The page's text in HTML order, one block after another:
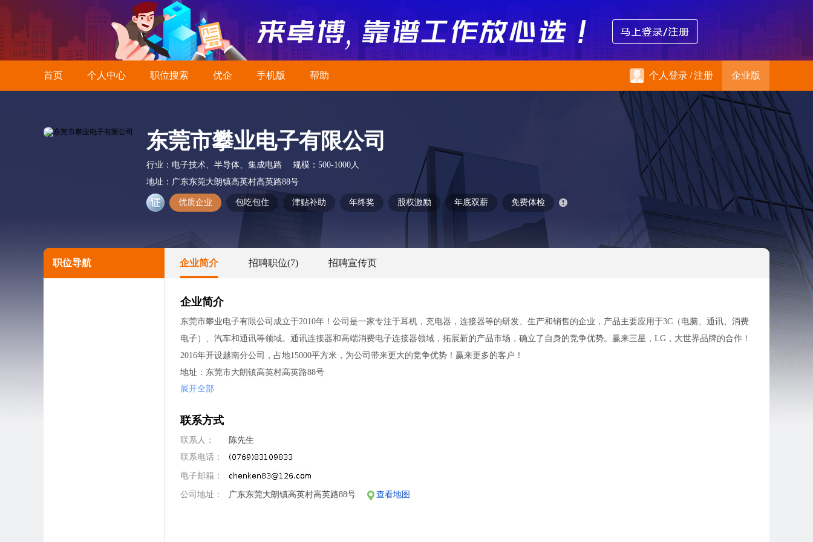
首页 个人中心 职位搜索 优企 手机版 帮助 个人登录/注册 企业版
东莞市攀业电子有限公司
行业： 电子技术、半导体、集成电路 规模： 500-1000人
地址： 广东东莞大朗镇高英村高英路88号
优质企业 包吃包住 津贴补助 年终奖 股权激励 年底双薪 免费体检
职位导航 企业简介 招聘职位(7) 招聘宣传页
企业简介
东莞市攀业电子有限公司成立于2010年！公司是一家专注于耳机，充电器，连接器等的研发、生产和销售的企业，产品主要应用于3C（电脑、通讯、消费
电子）、汽车和通讯等领域。通讯连接器和高端消费电子连接器领域，拓展新的产品市场，确立了自身的竞争优势。赢来三星，LG，大世界品牌的合作！
2016年开设越南分公司，占地15000平方米，为公司带来更大的竞争优势！赢来更多的客户！
地址：东莞市大朗镇高英村高英路88号
展开全部
联系方式
联系人：
陈先生
联系电话：
电子邮箱：
公司地址： 广东东莞大朗镇高英村高英路88号 查看地图